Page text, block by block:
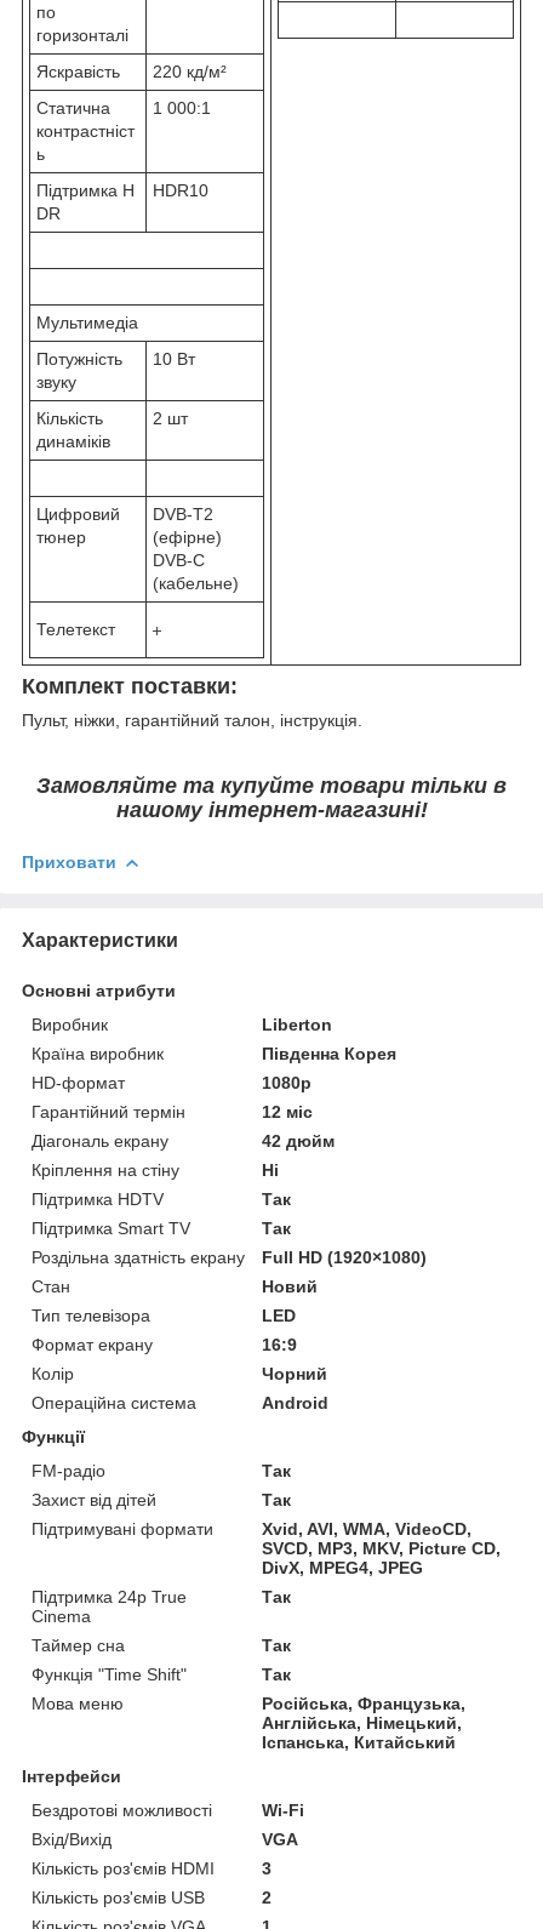
по
горизонталі
Яскравість
220 кд/м²
Статична
контрастніст
ь
1 000:1
Підтримка H
DR
HDR10
Мультимедіа
Потужність
звуку
10 Вт
Кількість
динаміків
2 шт
Цифровий
тюнер
DVB-T2
(ефірне)
DVB-C
(кабельне)
Телетекст
Комплект поставки:
Пульт, ніжки, гарантійний талон, інструкція.
Замовляйте та купуйте товари тільки в
нашому інтернет-магазині!
Приховати
Характеристики
Основні атрибути
Виробник
Liberton
Країна виробник
Південна Корея
HD-формат
1080р
Гарантійний термін
12 міс
Діагональ екрану
42 дюйм
Кріплення на стіну
Ні
Підтримка HDTV
Так
Підтримка Smart TV
Так
Роздільна здатність екрану
Full HD (1920×1080)
Стан
Новий
Тип телевізора
LED
Формат екрану
16:9
Колір
Чорний
Операційна система
Android
Функції
FM-радіо
Так
Захист від дітей
Так
Підтримувані формати
Xvid, AVI, WMA, VideoCD,
SVCD, MP3, MKV, Picture CD,
DivX, MPEG4, JPEG
Підтримка 24p True
Cinema
Так
Таймер сна
Так
Функція "Time Shift"
Так
Мова меню
Російська, Французька,
Англійська, Німецький,
Іспанська, Китайський
Інтерфейси
Бездротові можливості
Wi-Fi
Вхід/Вихід
VGA
Кількість роз'ємів HDMI
3
Кількість роз'ємів USB
2